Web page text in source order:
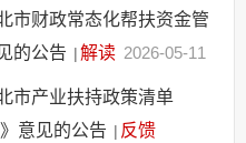
市财政常态化帮扶资金管
的公告 |解读 2026-05-11
市产业扶持政策清单
意见的公告 | 反馈